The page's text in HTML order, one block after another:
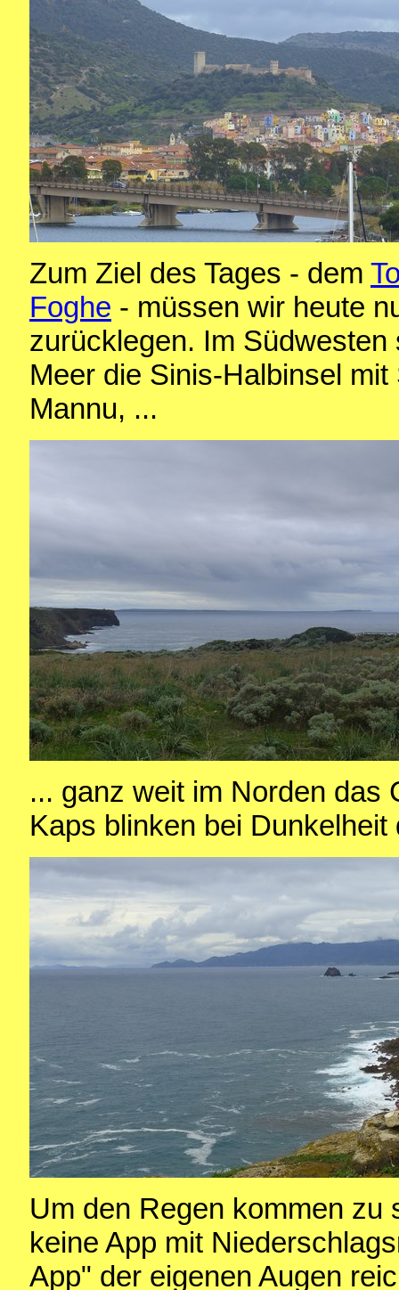
Zum Ziel des Tages - dem
Foghe - müssen wir heute
zurücklegen. Im
Meer die Sinis-Halbinsel
Mannu, ...
... ganz weit im Norden das
Kaps blinken bei
Um den Regen kommen zu
keine App mit
App" der eigenen Augen